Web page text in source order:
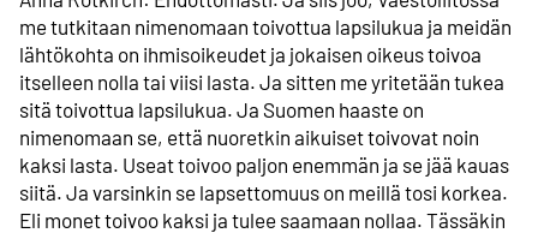
me tutkitaan nimenomaan toivottua lapsilukua ja meidän
lähtökohta on ihmisoikeudet ja jokaisen oikeus toivoa
itselleen nolla tai viisi lasta. Ja sitten me yritetään tukea
sitä toivottua lapsilukua. Ja Suomen haaste on
nimenomaan se, että nuoretkin aikuiset toivovat noin
kaksi lasta. Useat toivoo paljon enemmän ja se jää kauas
siitä. Ja varsinkin se lapsettomuus on meillä tosi korkea.
Eli monet toivoo kaksi ja tulee saamaan nollaa. Tässäkin